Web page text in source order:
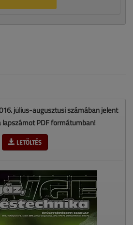
július-augusztusi számában jelent
lapszámot PDF formátumban!
LETÖLTÉS